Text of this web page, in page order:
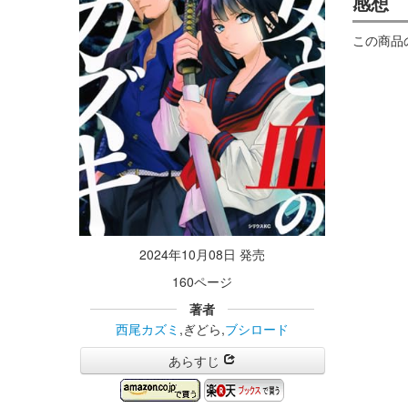
2024年10月08日 発売
160ページ
著者
西尾カズミ ,ぎどら,ブシロード
あらすじ
この商品